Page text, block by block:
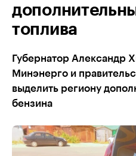
топлива
Губернатор Александр
Минэнерго и
выделить региону
бензина